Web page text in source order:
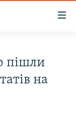
пішли
на